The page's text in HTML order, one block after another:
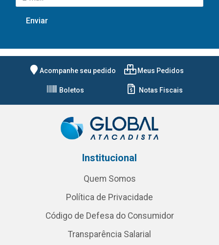
Acompanhe seu pedido Meus Pedidos
Boletos Notas Fiscais
Institucional
Quem Somos
Política de Privacidade
Código de Defesa do Consumidor
Transparência Salarial